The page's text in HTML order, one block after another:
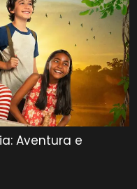
Aventura e